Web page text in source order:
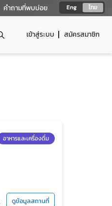
Eng ไทย
คำถามที่พบบ่อย
เข้าสู่ระบบ สมัครสมาชิก
อาหารและเครื่องดื่ม
ดูข้อมูลสถานที่